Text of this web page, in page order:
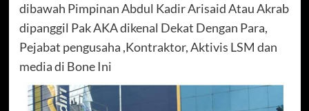
dibawah Pimpinan Abdul Kadir Arisaid Atau Akrab
dipanggil Pak AKA dikenal Dekat Dengan Para,
Pejabat pengusaha ,Kontraktor, Aktivis LSM dan
media di Bone Ini